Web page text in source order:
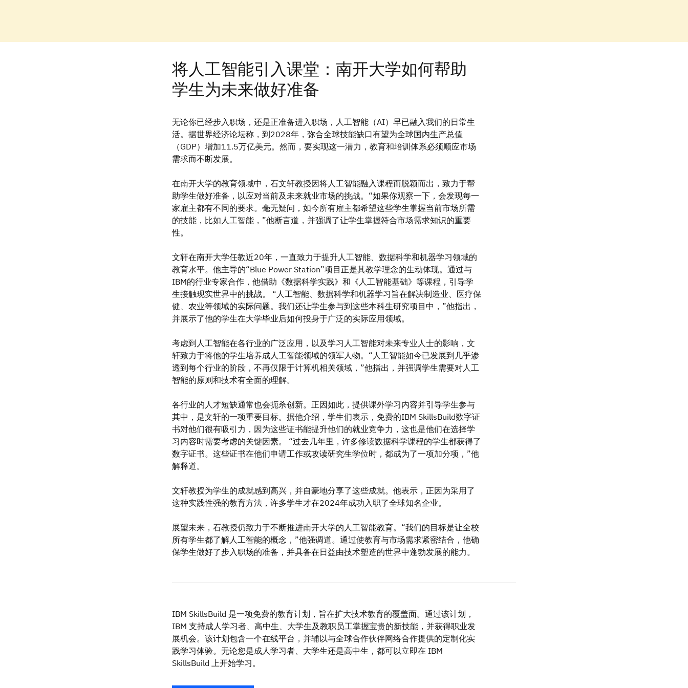
将人工智能引入课堂：南开大学如何帮助
学生为未来做好准备
无论你已经步入职场，还是正准备进入职场，人工智能（AI）早已融入我们的日常生
活。据世界经济论坛称，到2028年，弥合全球技能缺口有望为全球国内生产总值
（GDP）增加11.5万亿美元。然而，要实现这一潜力，教育和培训体系必须顺应市场
需求而不断发展。
在南开大学的教育领域中，石文轩教授因将人工智能融入课程而脱颖而出，致力于帮
助学生做好准备，以应对当前及未来就业市场的挑战。“如果你观察一下，会发现每一
家雇主都有不同的要求。毫无疑问，如今所有雇主都希望这些学生掌握当前市场所需
的技能，比如人工智能，”他断言道，并强调了让学生掌握符合市场需求知识的重要
性。
文轩在南开大学任教近20年，一直致力于提升人工智能、数据科学和机器学习领域的
教育水平。他主导的“Blue Power Station”项目正是其教学理念的生动体现。通过与
IBM的行业专家合作，他借助《数据科学实践》和《人工智能基础》等课程，引导学
生接触现实世界中的挑战。 “人工智能、数据科学和机器学习旨在解决制造业、医疗保
健、农业等领域的实际问题。我们还让学生参与到这些本科生研究项目中，”他指出，
并展示了他的学生在大学毕业后如何投身于广泛的实际应用领域。
考虑到人工智能在各行业的广泛应用，以及学习人工智能对未来专业人士的影响，文
轩致力于将他的学生培养成人工智能领域的领军人物。“人工智能如今已发展到几乎渗
透到每个行业的阶段，不再仅限于计算机相关领域，”他指出，并强调学生需要对人工
智能的原则和技术有全面的理解。
各行业的人才短缺通常也会扼杀创新。正因如此，提供课外学习内容并引导学生参与
其中，是文轩的一项重要目标。据他介绍，学生们表示，免费的IBM SkillsBuild数字证
书对他们很有吸引力，因为这些证书能提升他们的就业竞争力，这也是他们在选择学
习内容时需要考虑的关键因素。 “过去几年里，许多修读数据科学课程的学生都获得了
数字证书。这些证书在他们申请工作或攻读研究生学位时，都成为了一项加分项，”他
解释道。
文轩教授为学生的成就感到高兴，并自豪地分享了这些成就。他表示，正因为采用了
这种实践性强的教育方法，许多学生才在2024年成功入职了全球知名企业。
展望未来，石教授仍致力于不断推进南开大学的人工智能教育。“我们的目标是让全校
所有学生都了解人工智能的概念，”他强调道。通过使教育与市场需求紧密结合，他确
保学生做好了步入职场的准备，并具备在日益由技术塑造的世界中蓬勃发展的能力。
IBM SkillsBuild 是一项免费的教育计划，旨在扩大技术教育的覆盖面。通过该计划，
IBM 支持成人学习者、高中生、大学生及教职员工掌握宝贵的新技能，并获得职业发
展机会。该计划包含一个在线平台，并辅以与全球合作伙伴网络合作提供的定制化实
践学习体验。无论您是成人学习者、大学生还是高中生，都可以立即在 IBM
SkillsBuild 上开始学习。